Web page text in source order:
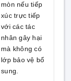
mòn nếu tiếp
xúc trực tiếp
với các tác
nhân gây hại
mà không có
lớp bảo vệ bổ
sung.